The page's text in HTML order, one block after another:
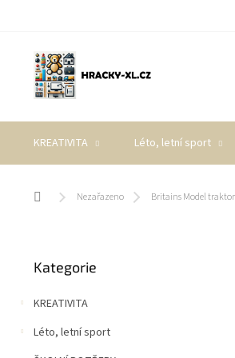
KREATIVITA Léto, letní sport
Domů Nezařazeno Britains Model traktor
s
r
a
kategorie
Kategorie
KREATIVITA
Léto, letní sport